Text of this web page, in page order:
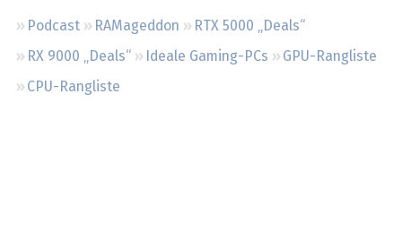
Podcast RAMageddon
RTX 5000 „Deals“
RX 9000 „Deals“
Ideale Gaming-PCs
GPU-Rangliste
CPU-Rangliste